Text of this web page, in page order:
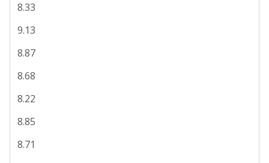
8.33
9.13
8.87
8.68
8.22
8.85
8.71